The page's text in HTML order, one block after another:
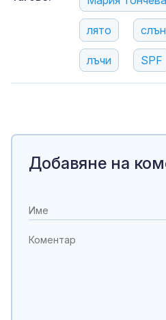
лято
лъчи SPF
Добавяне на